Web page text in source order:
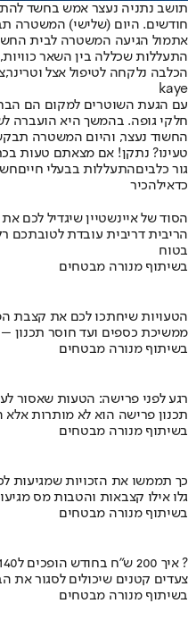
תושב נתניה נעצר אמש בחשד
חודשים. היום (שלישי) המשטרה
התעללות שכללה בין השאר
kaye
עם הגעת השוטרים למקום הם
חלקי גופה. בהמשך היא הועברה
החשוד נעצר, והיום המשטרה
טעינו? נתקן! אם מצאתם טעות
גור כלביםהתעללות בבעלי חיים
כדאילהכיר
הסוד של איינשטיין שיגדיל לכם
הריבית דריבית עובדת לטובתכם
בטוח
בשיתוף מנורה מבטחים
הטעויות שיחתכו לכם את קצבת
ממשיכת כספים ועד חוסר תכנון
בשיתוף מנורה מבטחים
רגע לפני פרישה: הטעות שאסור
תכנון פרישה הוא לא מותרות
בשיתוף מנורה מבטחים
כך תממשו את הזכויות שמגיעות
גלו אילו קצבאות והטבות מס
בשיתוף מנורה מבטחים
איך 200 ש"ח בחודש הופכים ל140 אלף ?
צעדים קטנים שיכולים לסגור את
בשיתוף מנורה מבטחים